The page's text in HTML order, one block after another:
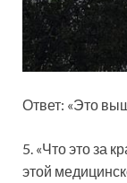
Ответ: «Это
5. «Что это за
этой